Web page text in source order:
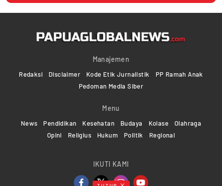
Manajemen
Redaksi Disclaimer Kode Etik Jurnalistik
PP Ramah Anak
Pedoman Media Siber
Menu
News Pendidikan Kesehatan Budaya Kolase
Olahraga
Opini
Religius Hukum Politik Regional
IKUTI KAMI